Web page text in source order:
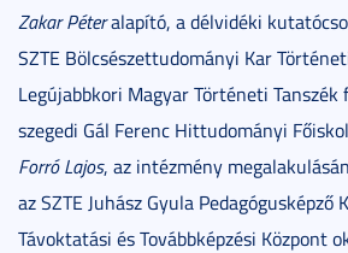
Zakar Péteralapító, a délvidéki
SZTE Bölcsészettudományi Kar
Legújabbkori Magyar Történeti
szegedi Gál Ferenc Hittudományi
Forró Lajos, az intézmény
az SZTE Juhász Gyula Pedagógusképző
Távoktatási és Továbbképzési Központ